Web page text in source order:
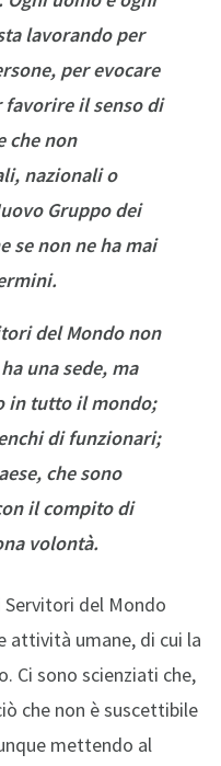
lavorando per
per evocare
il senso di
che non
nazionali o
Gruppo dei
se non ne ha mai
del Mondo non
una sede, ma
in tutto il mondo;
di funzionari;
che sono
il compito di
volontà.
Servitori del Mondo
attività umane, di cui la
Ci sono scienziati che,
che non è suscettibile
mettendo al